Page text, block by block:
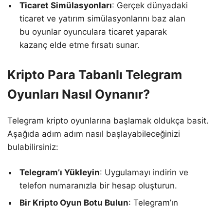
Ticaret Simülasyonları: Gerçek dünyadaki
ticaret ve yatırım simülasyonlarını baz alan
bu oyunlar oyunculara ticaret yaparak
kazanç elde etme fırsatı sunar.
Kripto Para Tabanlı Telegram
Oyunları Nasıl Oynanır?
Telegram kripto oyunlarına başlamak oldukça basit.
Aşağıda adım adım nasıl başlayabileceğinizi
bulabilirsiniz:
Telegram’ı Yükleyin: Uygulamayı indirin ve
telefon numaranızla bir hesap oluşturun.
Bir Kripto Oyun Botu Bulun: Telegram’ın